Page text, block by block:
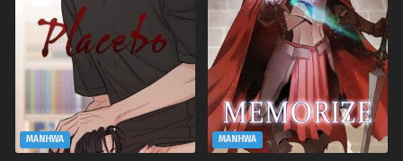
MANHWA MANHWA